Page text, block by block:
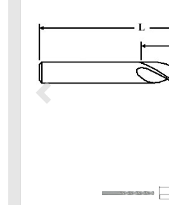
Précédent